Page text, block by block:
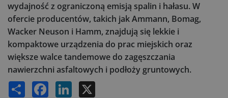
wydajność z ograniczoną emisją spalin i hałasu. W
ofercie producentów, takich jak Ammann, Bomag,
Wacker Neuson i Hamm, znajdują się lekkie i
kompaktowe urządzenia do prac miejskich oraz
większe walce tandemowe do zagęszczania
nawierzchni asfaltowych i podłoży gruntowych.
Share Facebook LinkedIn